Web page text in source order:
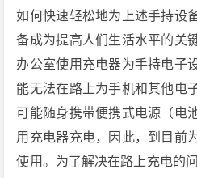
如何快速轻松地为上述手持设
备成为提高人们生活水平的关
办公室使用充电器为手持电子
能无法在路上为手机和其他电
可能随身携带便携式电源（电
用充电器充电，因此，到目前
使用。为了解决在路上充电的